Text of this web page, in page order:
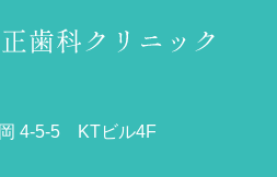
4-5-5 KTビル4F